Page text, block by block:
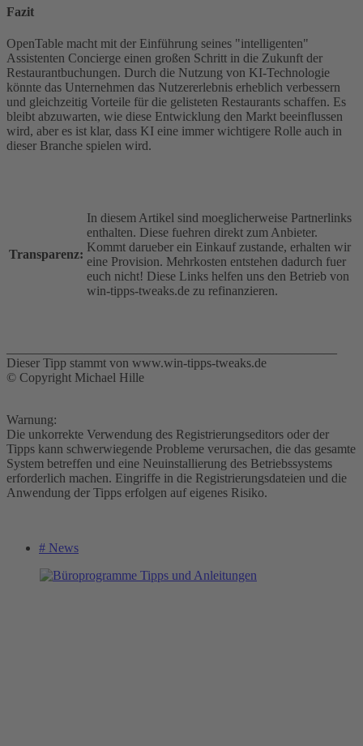
Fazit
OpenTable macht mit der Einführung seines "intelligenten"
Assistenten Concierge einen großen Schritt in die Zukunft der
Restaurantbuchungen. Durch die Nutzung von KI-Technologie
könnte das Unternehmen das Nutzererlebnis erheblich verbessern
und gleichzeitig Vorteile für die gelisteten Restaurants schaffen. Es
bleibt abzuwarten, wie diese Entwicklung den Markt beeinflussen
wird, aber es ist klar, dass KI eine immer wichtigere Rolle auch in
dieser Branche spielen wird.
Transparenz:
In diesem Artikel sind moeglicherweise Partnerlinks
enthalten. Diese fuehren direkt zum Anbieter.
Kommt darueber ein Einkauf zustande, erhalten wir
eine Provision. Mehrkosten entstehen dadurch fuer
euch nicht! Diese Links helfen uns den Betrieb von
win-tipps-tweaks.de zu refinanzieren.
Dieser Tipp stammt von www.win-tipps-tweaks.de
© Copyright Michael Hille
Warnung:
Die unkorrekte Verwendung des Registrierungseditors oder der
Tipps kann schwerwiegende Probleme verursachen, die das gesamte
System betreffen und eine Neuinstallierung des Betriebssystems
erforderlich machen. Eingriffe in die Registrierungsdateien und die
Anwendung der Tipps erfolgen auf eigenes Risiko.
# News